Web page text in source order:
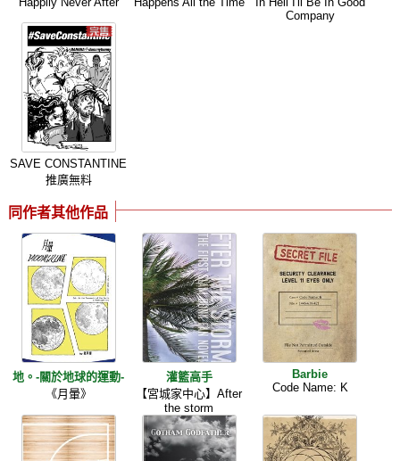
Company
SAVE CONSTANTINE
推廣無料
同作者其他作品
地。-關於地球的運動-
《月暈》
灌籃高手
【宮城家中心】After
the storm
Barbie
Code Name: K